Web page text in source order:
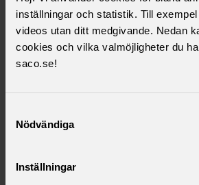
inställningar och statistik. Till
videos utan ditt medgivande. Nedan
cookies och vilka valmöjligheter du
saco.se!
Nödvändiga
Inställningar
det ett liv efter
Välkommen på digitalt
på svenska.
Välkommen på digitalt
pensionssystemet och fallgroparna du
om din statliga tjänstepension och
dig lite tips på vägen.